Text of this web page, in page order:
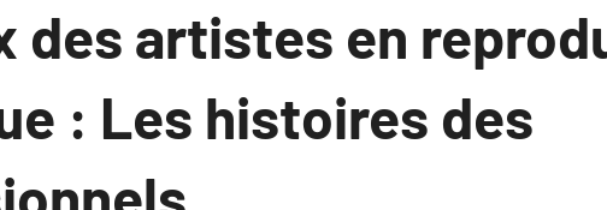
des artistes en
: Les histoires des